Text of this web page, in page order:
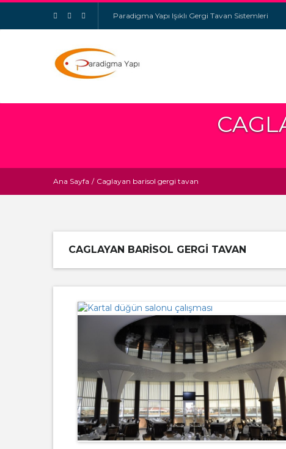
Paradigma Yapı Işıklı Gergi Tavan Sistemleri
Ana Sayfa / Caglayan barisol gergi tavan
CAGLAYAN BARISOL GERGI TAVAN